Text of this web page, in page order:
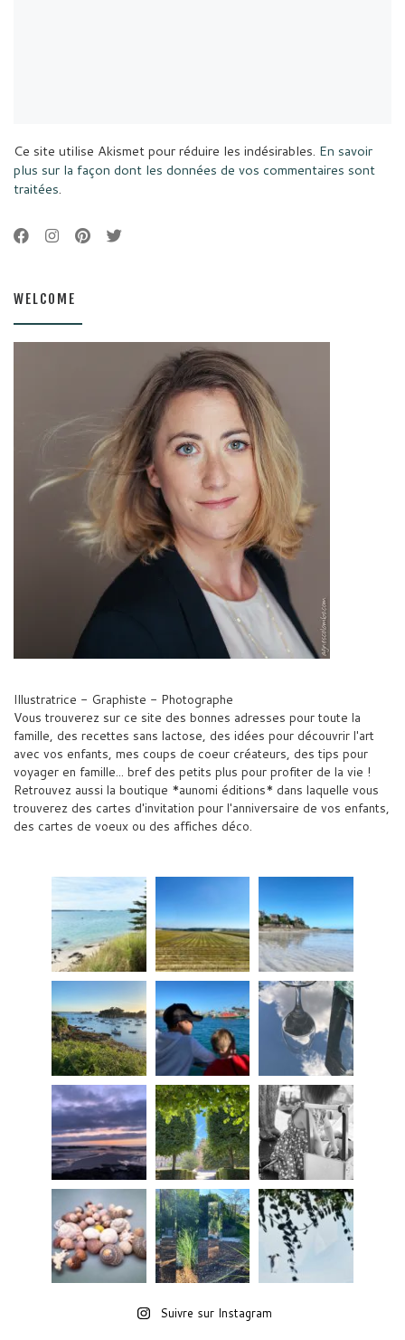
Ce site utilise Akismet pour réduire les indésirables. En savoir
plus sur la façon dont les données de vos commentaires sont
traitées.
WELCOME
Illustratrice - Graphiste - Photographe
Vous trouverez sur ce site des bonnes adresses pour toute la
famille, des recettes sans lactose, des idées pour découvrir l'art
avec vos enfants, mes coups de coeur créateurs, des tips pour
voyager en famille... bref des petits plus pour profiter de la vie !
Retrouvez aussi la boutique *aunomi éditions* dans laquelle vous
trouverez des cartes d'invitation pour l'anniversaire de vos enfants,
des cartes de voeux ou des affiches déco.
Suivre sur Instagram